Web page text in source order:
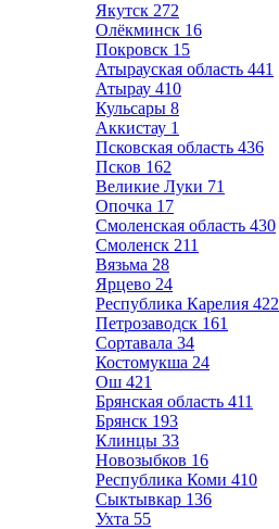
Якутск 272
Олёкминск 16
Покровск 15
Атырауская область 441
Атырау 410
Кульсары 8
Аккистау 1
Псковская область 436
Псков 162
Великие Луки 71
Опочка 17
Смоленская область 430
Смоленск 211
Вязьма 28
Ярцево 24
Республика Карелия 422
Петрозаводск 161
Сортавала 34
Костомукша 24
Ош 421
Брянская область 411
Брянск 193
Клинцы 33
Новозыбков 16
Республика Коми 410
Сыктывкар 136
Ухта 55